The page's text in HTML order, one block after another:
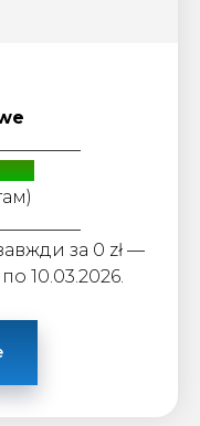
zł.
за 0 zł —
по 10.03.2026.